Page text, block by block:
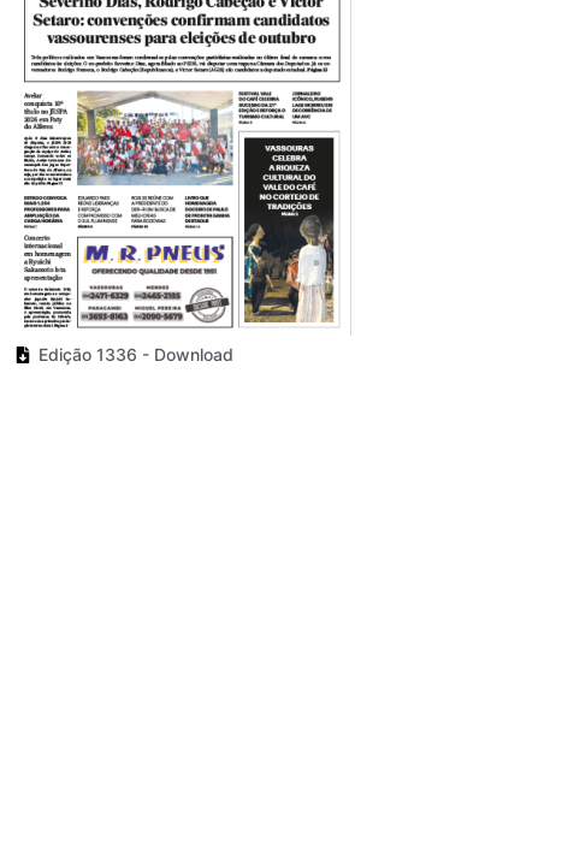
Edição 1336 - Download